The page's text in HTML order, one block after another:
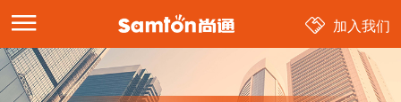
加入我们